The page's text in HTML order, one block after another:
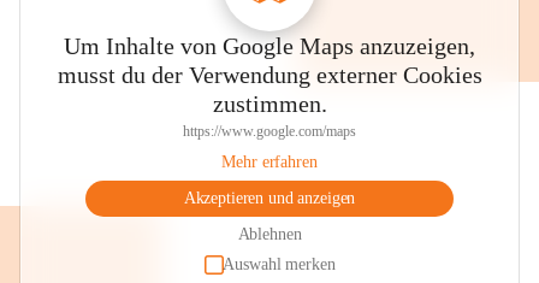
Um Inhalte von Google Maps anzuzeigen,
musst du der Verwendung externer Cookies
zustimmen.
https://www.google.com/maps
Mehr erfahren
Akzeptieren und anzeigen
Ablehnen
Auswahl merken